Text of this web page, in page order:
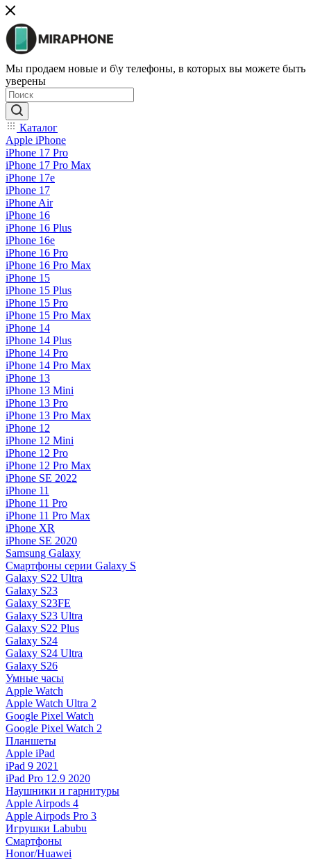
Мы продаем новые и б\у телефоны, в которых вы можете быть
уверены
Каталог
Apple iPhone
iPhone 17 Pro
iPhone 17 Pro Max
iPhone 17e
iPhone 17
iPhone Air
iPhone 16
iPhone 16 Plus
iPhone 16e
iPhone 16 Pro
iPhone 16 Pro Max
iPhone 15
iPhone 15 Plus
iPhone 15 Pro
iPhone 15 Pro Max
iPhone 14
iPhone 14 Plus
iPhone 14 Pro
iPhone 14 Pro Max
iPhone 13
iPhone 13 Mini
iPhone 13 Pro
iPhone 13 Pro Max
iPhone 12
iPhone 12 Mini
iPhone 12 Pro
iPhone 12 Pro Max
iPhone SE 2022
iPhone 11
iPhone 11 Pro
iPhone 11 Pro Max
iPhone XR
iPhone SE 2020
Samsung Galaxy
Смартфоны серии Galaxy S
Galaxy S22 Ultra
Galaxy S23
Galaxy S23FE
Galaxy S23 Ultra
Galaxy S22 Plus
Galaxy S24
Galaxy S24 Ultra
Galaxy S26
Умные часы
Apple Watch
Apple Watch Ultra 2
Google Pixel Watch
Google Pixel Watch 2
Планшеты
Apple iPad
iPad 9 2021
iPad Pro 12.9 2020
Наушники и гарнитуры
Apple Airpods 4
Apple Airpods Pro 3
Игрушки Labubu
Смартфоны
Honor/Huawei